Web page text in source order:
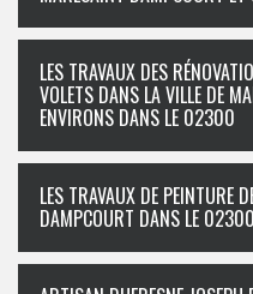
LES TRAVAUX DES
VOLETS DANS LA VILLE DE
ENVIRONS DANS LE 02300
LES TRAVAUX DE PEINTURE
DAMPCOURT DANS LE